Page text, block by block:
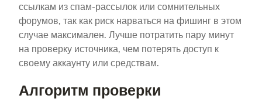
ссылкам из спам-рассылок или сомнительных
форумов, так как риск нарваться на фишинг в этом
случае максимален. Лучше потратить пару минут
на проверку источника, чем потерять доступ к
своему аккаунту или средствам.
Алгоритм проверки